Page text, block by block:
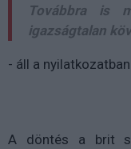
Továbbra is
igazságtalan
- áll a
A döntés a brit